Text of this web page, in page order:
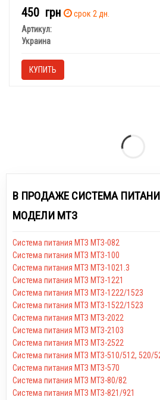
450 грн
срок 2 дн.
Артикул:
Украина
КУПИТЬ
В ПРОДАЖЕ СИСТЕМА
МОДЕЛИ МТЗ
Система питания МТЗ МТЗ-082
Система питания МТЗ МТЗ-100
Система питания МТЗ МТЗ-1021.3
Система питания МТЗ МТЗ-1221
Система питания МТЗ МТЗ-1222/1523
Система питания МТЗ МТЗ-1522/1523
Система питания МТЗ МТЗ-2022
Система питания МТЗ МТЗ-2103
Система питания МТЗ МТЗ-2522
Система питания МТЗ МТЗ-510/512, 520/
Система питания МТЗ МТЗ-570
Система питания МТЗ МТЗ-80/82
Система питания МТЗ МТЗ-821/921